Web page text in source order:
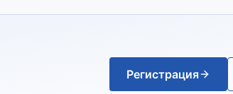
Регистрация